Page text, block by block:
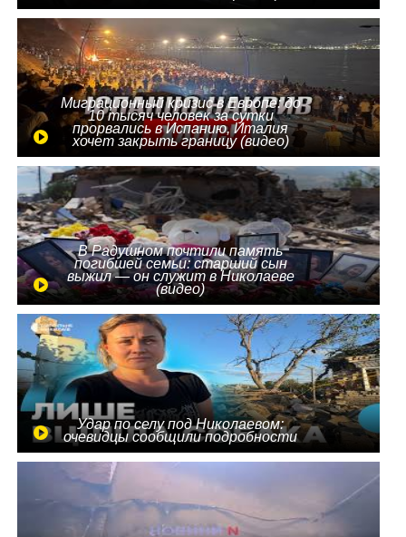
Миграционный кризис в Европе: до
10 тысяч человек за сутки
прорвались в Испанию, Италия
хочет закрыть границу (видео)
В Радушном почтили память
погибшей семьи: старший сын
выжил — он служит в Николаеве
(видео)
Удар по селу под Николаевом:
очевидцы сообщили подробности